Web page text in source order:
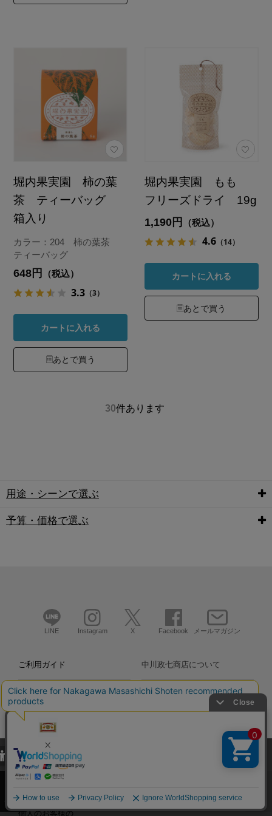
堀内果実園 柿の葉
茶 ティーバッグ
箱入り
カラー：204 柿の葉茶
ティーバッグ
648円 （税込）
3.3 （3）
カートに入れる
あとで買う
堀内果実園 もも
フリーズドライ 19g
1,190円 （税込）
4.6 （14）
カートに入れる
あとで買う
30件あります
用途・シーンで選ぶ
予算・価格で選ぶ
LINE Instagram X Facebook メールマガジン
ご利用ガイド
└ 送料について
└ お支払い方法
└ よくあるご質問
個人のお客様の
中川政七商店について
採用情報
お問い合わせ
当サイトでは、当サイト内における閲覧履歴・属性情報などの取得およ
び利便性向上のためにクッキー（Cookie）を使用いたします。詳細に
関しては「プライバシーポリシー
承諾する